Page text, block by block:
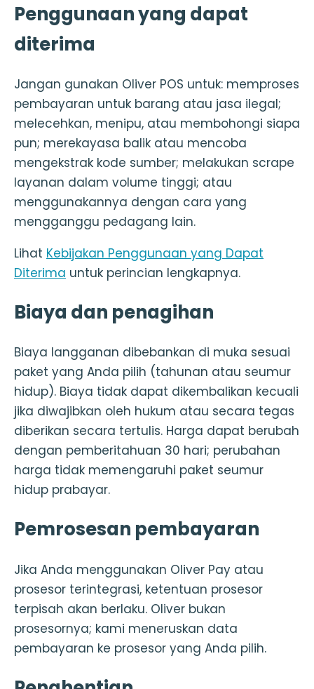
Penggunaan yang dapat
diterima
Jangan gunakan Oliver POS untuk: memproses
pembayaran untuk barang atau jasa ilegal;
melecehkan, menipu, atau membohongi siapa
pun; merekayasa balik atau mencoba
mengekstrak kode sumber; melakukan scrape
layanan dalam volume tinggi; atau
menggunakannya dengan cara yang
mengganggu pedagang lain.
Lihat Kebijakan Penggunaan yang Dapat
Diterima untuk perincian lengkapnya.
Biaya dan penagihan
Biaya langganan dibebankan di muka sesuai
paket yang Anda pilih (tahunan atau seumur
hidup). Biaya tidak dapat dikembalikan kecuali
jika diwajibkan oleh hukum atau secara tegas
diberikan secara tertulis. Harga dapat berubah
dengan pemberitahuan 30 hari; perubahan
harga tidak memengaruhi paket seumur
hidup prabayar.
Pemrosesan pembayaran
Jika Anda menggunakan Oliver Pay atau
prosesor terintegrasi, ketentuan prosesor
terpisah akan berlaku. Oliver bukan
prosesornya; kami meneruskan data
pembayaran ke prosesor yang Anda pilih.